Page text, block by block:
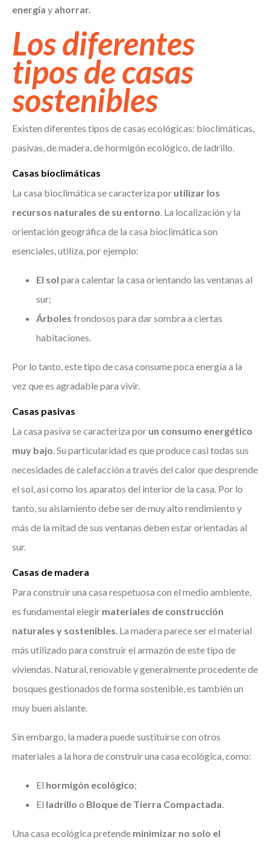
energía y ahorrar.
Los diferentes
tipos de casas
sostenibles
Existen diferentes tipos de casas ecológicas: bioclimáticas,
pasivas, de madera, de hormigón ecológico, de ladrillo.
Casas bioclimáticas
La casa bioclimática se caracteriza por utilizar los
recursos naturales de su entorno. La localización y la
orientación geográfica de la casa bioclimática son
esenciales, utiliza, por ejemplo:
El sol para calentar la casa orientando las ventanas al
sur;
Árboles frondosos para dar sombra a ciertas
habitaciones.
Por lo tanto, este tipo de casa consume poca energía a la
vez que es agradable para vivir.
Casas pasivas
La casa pasiva se caracteriza por un consumo energético
muy bajo. Su particularidad es que produce casi todas sus
necesidades de calefacción a través del calor que desprende
el sol, así como los aparatos del interior de la casa. Por lo
tanto, su aislamiento debe ser de muy alto rendimiento y
más de la mitad de sus ventanas deben estar orientadas al
sur.
Casas de madera
Para construir una casa respetuosa con el medio ambiente,
es fundamental elegir materiales de construcción
naturales y sostenibles. La madera parece ser el material
más utilizado para construir el armazón de este tipo de
viviendas. Natural, renovable y generalmente procedente de
bosques gestionados de forma sostenible, es también un
muy buen aislante.
Sin embargo, la madera puede sustituirse con otros
materiales a la hora de construir una casa ecológica, como:
El hormigón ecológico;
El ladrillo o Bloque de Tierra Compactada.
Una casa ecológica pretende minimizar no solo el